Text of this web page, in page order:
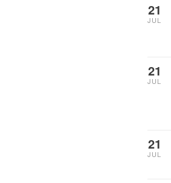
21
JUL
21
JUL
21
JUL